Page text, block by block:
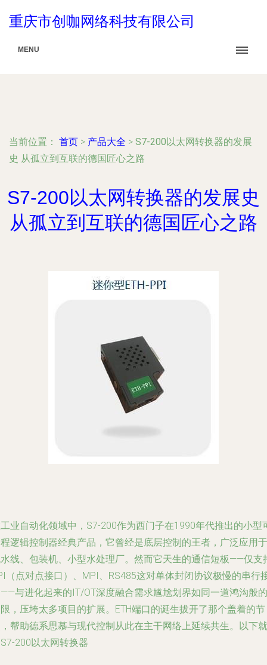
重庆市创咖网络科技有限公司
MENU
当前位置： 首页 > 产品大全 > S7-200以太网转换器的发展
史 从孤立到互联的德国匠心之路
S7-200以太网转换器的发展史
从孤立到互联的德国匠心之路
业自动化领域中，S7-200作为西门子在1990年代推出的小型
逻辑控制器经典产品，它曾经是底层控制的王者，广泛应用于
线、包装机、小型水处理厂。然而它天生的通信短板——仅支
（点对点接口）、MPI、RS485这对单体封闭协议极慢的串行
与进化起来的IT/OT深度融合需求尴尬划界如同一道鸿沟般的
，压垮太多项目的扩展。ETH端口的诞生拔开了那个盖着的节
帮助德系思慕与现代控制从此在主干网络上延续共生。以下就
200以太网转换器